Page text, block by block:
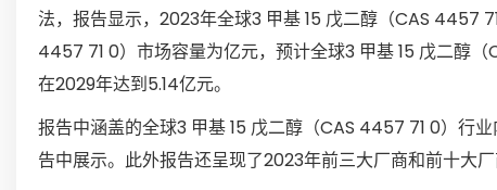
法，报告显示，2023年全球3 甲基 15 戊二醇（CAS 4457
4457 71 0）市场容量为亿元，预计全球3 甲基 15 戊二醇
在2029年达到5.14亿元。
报告中涵盖的全球3 甲基 15 戊二醇（CAS 4457 71 0）行
告中展示。此外报告还呈现了2023年前三大厂商和前十大厂